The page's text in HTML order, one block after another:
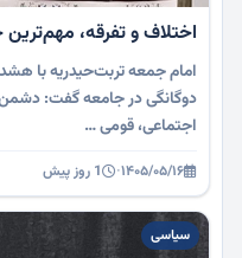
اختلاف و تفرقه،
امام جمعه تربت‌حیدریه با
دوگانگی در جامعه گفت:
اجتماعی، قومی …
۱۴۰۵/۰۵/۱۶· 1 روز پیش
سیاسی